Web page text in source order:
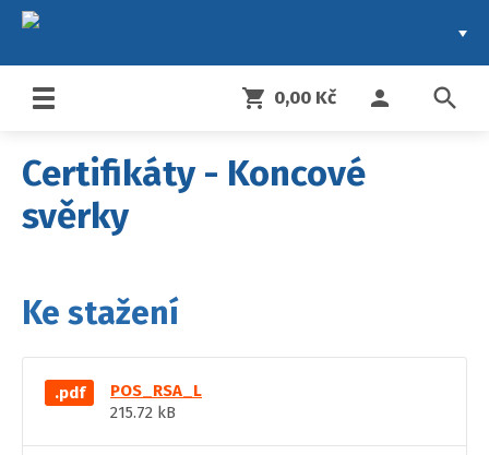
Toggle
search
person
shopping_cart 0,00 Kč
Certifikáty - Koncové
svěrky
Ke stažení
.pdf
POS_RSA_L
215.72 kB